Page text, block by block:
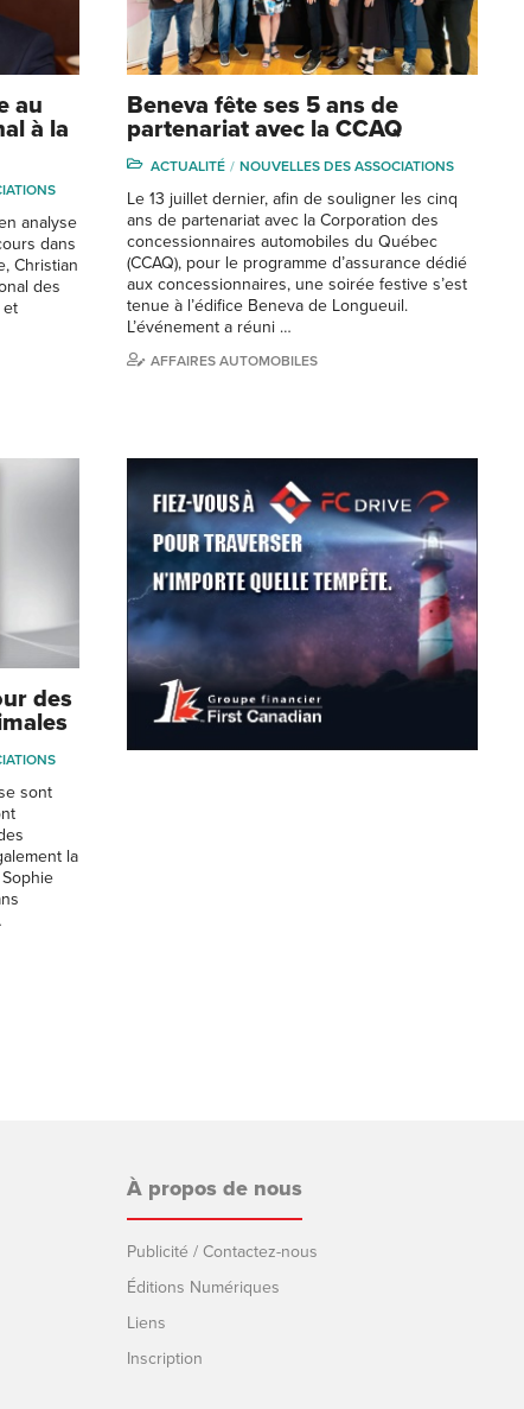
au
à la
analyse
dans
Christian
des
et
Beneva fête ses 5 ans de
partenariat avec la CCAQ
ACTUALITÉ NOUVELLES DES ASSOCIATIONS
Le 13 juillet dernier, afin de souligner les cinq
ans de partenariat avec la Corporation des
concessionnaires automobiles du Québec
(CCAQ), pour le programme d’assurance dédié
aux concessionnaires, une soirée festive s’est
tenue à l’édifice Beneva de Longueuil.
L’événement a réuni …
AFFAIRES AUTOMOBILES
des
sont
la
À propos de nous
Publicité / Contactez-nous
Éditions Numériques
Liens
Inscription